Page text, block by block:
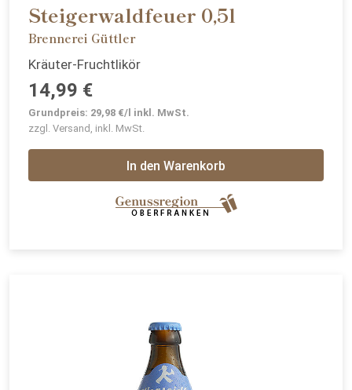
Steigerwaldfeuer 0,5l
Brennerei Güttler
Kräuter-Fruchtlikör
14,99 €
Grundpreis: 29,98 €/l inkl. MwSt.
zzgl. Versand, inkl. MwSt.
In den Warenkorb